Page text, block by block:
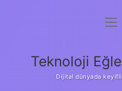
Yasal
Teknoloji
Dijital dünyada